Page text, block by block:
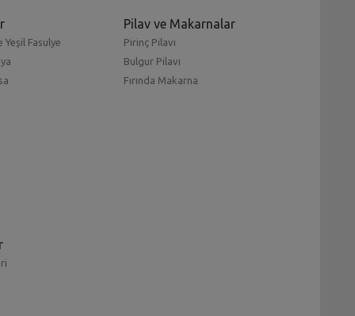
Yeşil Fasulye
Pilav ve Makarnalar
Pirinç Pilavı
Bulgur Pilavı
Fırında Makarna